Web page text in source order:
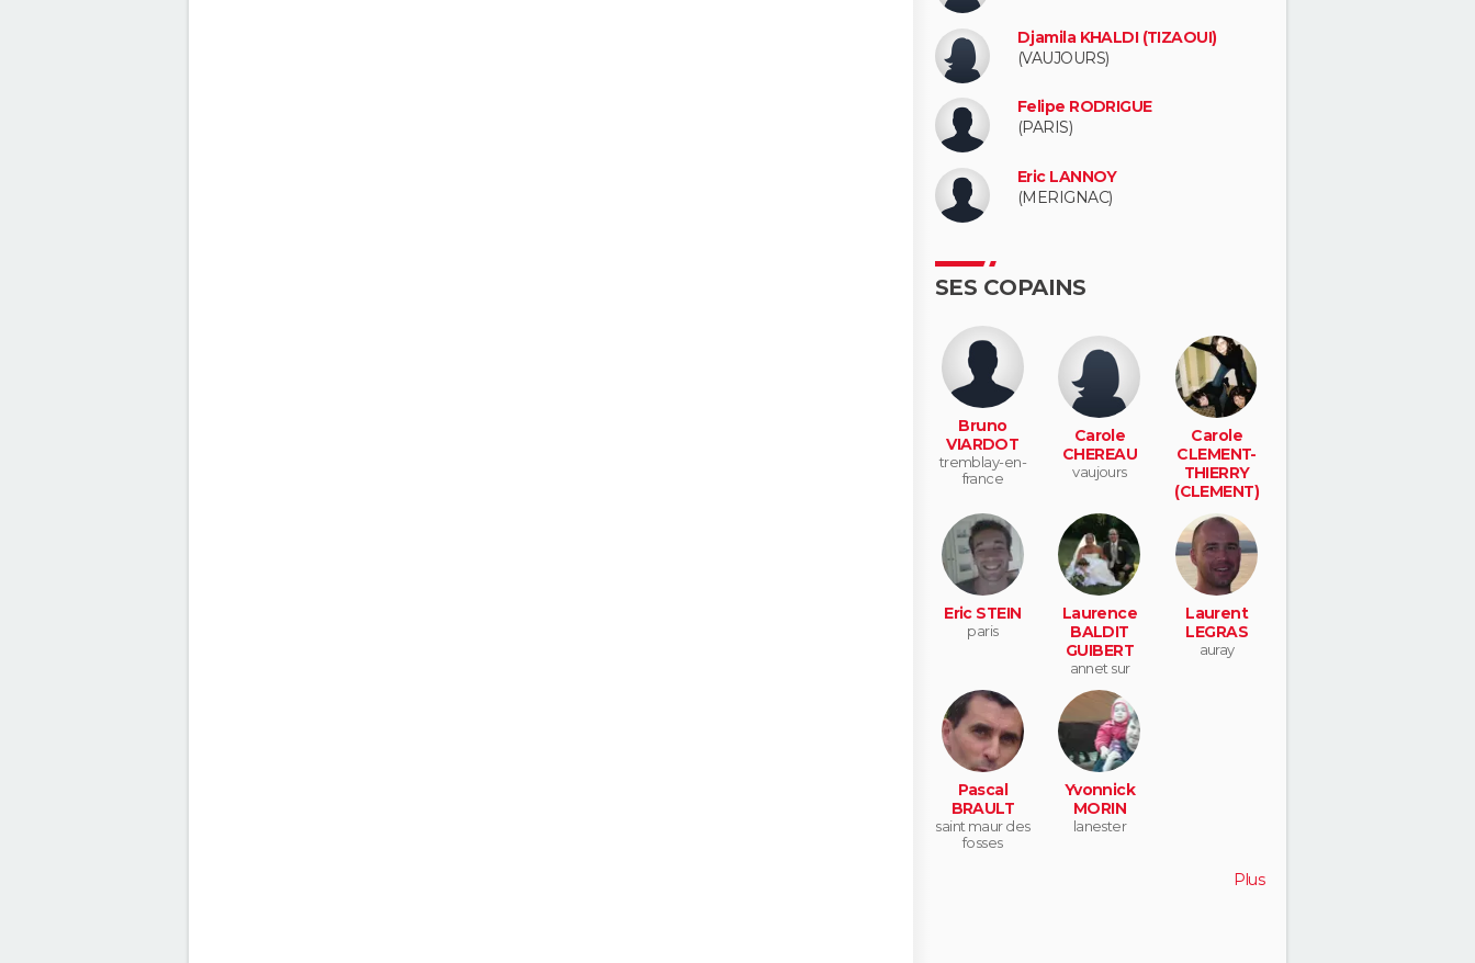
Djamila KHALDI (TIZAOUI)
(VAUJOURS)
Felipe RODRIGUE
(PARIS)
Eric LANNOY
(MERIGNAC)
SES COPAINS
Bruno
VIARDOT
tremblay-en-
france
Carole
CHEREAU
vaujours
Carole
CLEMENT-
THIERRY
(CLEMENT)
france
Eric STEIN
paris
Laurence
BALDIT
GUIBERT
annet sur
Laurent
LEGRAS
auray
Pascal
BRAULT
saint maur des
fosses
Yvonnick
MORIN
lanester
Plus